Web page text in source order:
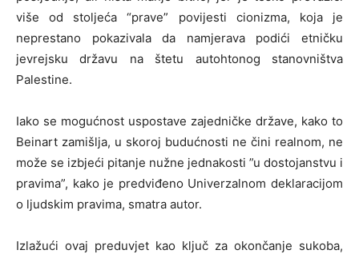
više od stoljeća “prave” povijesti cionizma, koja je
neprestano pokazivala da namjerava podići etničku
jevrejsku državu na štetu autohtonog stanovništva
Palestine.
Iako se mogućnost uspostave zajedničke države, kako to
Beinart zamišlja, u skoroj budućnosti ne čini realnom, ne
može se izbjeći pitanje nužne jednakosti ”u dostojanstvu i
pravima”, kako je predviđeno Univerzalnom deklaracijom
o ljudskim pravima, smatra autor.
Izlažući ovaj preduvjet kao ključ za okončanje sukoba,